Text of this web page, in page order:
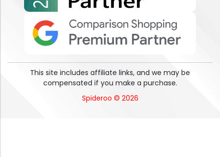
This site includes affiliate links, and we may be
compensated if you make a purchase.
Spideroo © 2026